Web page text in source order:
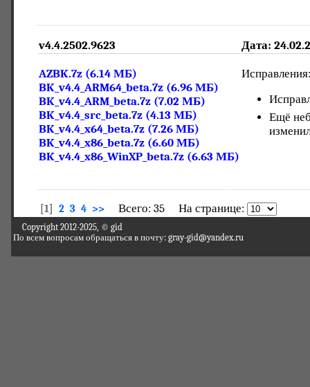
v4.4.2502.9623 Дата:
AZBK.7z (6.14 МБ)
BK_v4.4_ARM64_beta.7z (6.96 МБ)
BK_v4.4_ARM_beta.7z (7.02 МБ)
BK_v4.4_src_beta.7z (4.13 МБ)
BK_v4.4_x64_beta.7z (7.26 МБ)
BK_v4.4_x86_beta.7z (6.60 МБ)
BK_v4.4_x86_WinXP_beta.7z (6.63 МБ)
Ещё
[1] 2 3 4 >> Всего: 35 На странице:
Copyright 2012-2025, © gid
По всем вопросам обращаться в почту: gray-gid@yandex.ru